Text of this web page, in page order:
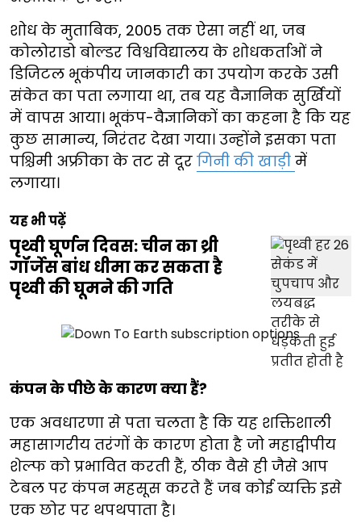
शोध के मुताबिक, 2005 तक ऐसा नहीं था, जब
कोलोराडो बोल्डर विश्वविद्यालय के शोधकर्ताओं ने
डिजिटल भूकंपीय जानकारी का उपयोग करके उसी
संकेत का पता लगाया था, तब यह वैज्ञानिक सुर्खियों
में वापस आया। भूकंप-वैज्ञानिकों का कहना है कि यह
कुछ सामान्य, निरंतर देखा गया। उन्होंने इसका पता
पश्चिमी अफ्रीका के तट से दूर गिनी की खाड़ी में
लगाया।
यह भी पढ़ें
पृथ्वी घूर्णन दिवस: चीन का थ्री
गॉर्जेस बांध धीमा कर सकता है
पृथ्वी की घूमने की गति
कंपन के पीछे के कारण क्या हैं?
एक अवधारणा से पता चलता है कि यह शक्तिशाली
महासागरीय तरंगों के कारण होता है जो महाद्वीपीय
शेल्फ को प्रभावित करती हैं, ठीक वैसे ही जैसे आप
टेबल पर कंपन महसूस करते हैं जब कोई व्यक्ति इसे
एक छोर पर थपथपाता है।